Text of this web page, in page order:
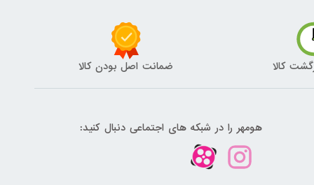
کالا ضمانت اصل بودن کالا
هومهر را در شبکه های اجتماعی دنبال کنید: